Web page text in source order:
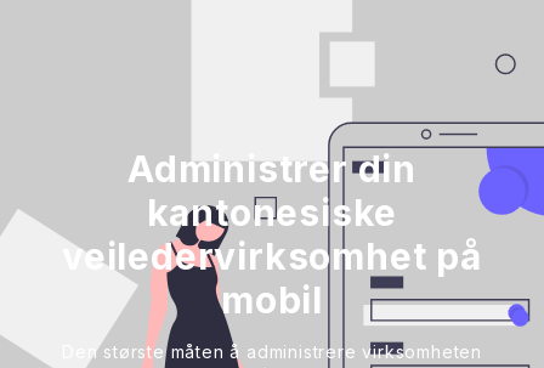
Administrer din
kantonesiske
veiledervirksomhet på
mobil
Den største måten å administrere virksomheten